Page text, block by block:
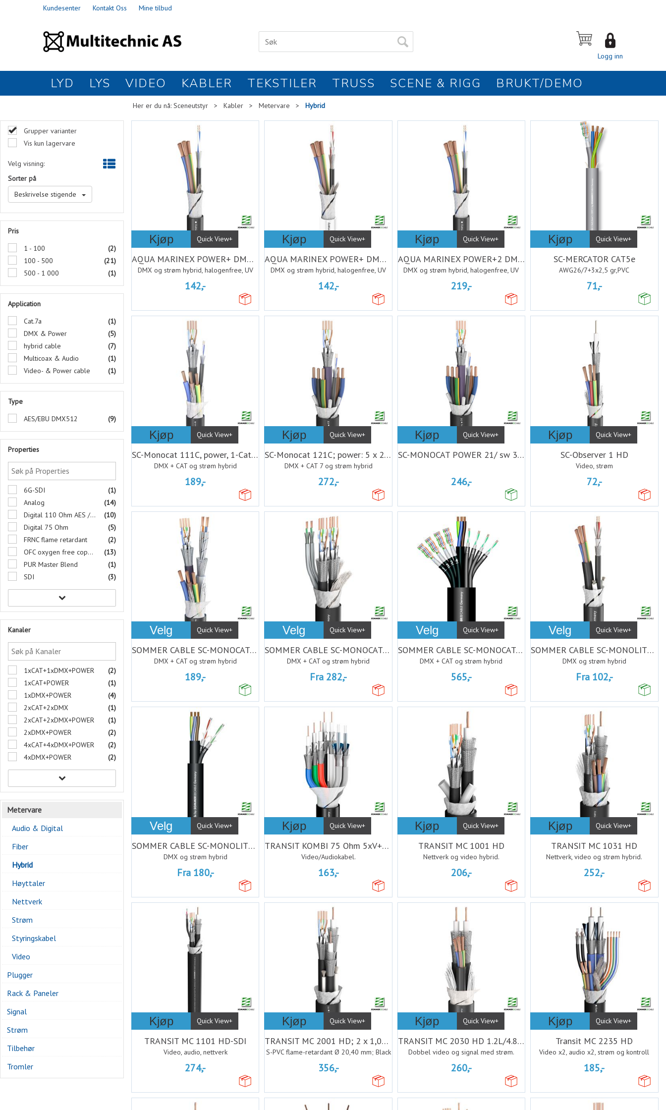
Kundesenter Kontakt Oss Mine tilbud
Logg inn
LYD LYS VIDEO KABLER TEKSTILER TRUSS SCENE & RIGG BRUKT/DEMO
Her er du nå: Sceneutstyr > Kabler > Metervare > Hybrid
Grupper varianter
Vis kun lagervare
Velg visning:
Sorter på
Beskrivelse stigende
Pris
1 - 100
(2)
100 - 500
(21)
500 - 1 000
(1)
Application
Cat.7a
(1)
DMX & Power
(5)
hybrid cable
(7)
Multicoax & Audio
(1)
Video- & Power cable
(1)
Type
AES/EBU DMX512
(9)
Properties
6G-SDI
(1)
Analog
(14)
Digital 110 Ohm AES / EBU
(10)
Digital 75 Ohm
(5)
FRNC flame retardant
(2)
OFC oxygen free copper
(13)
PUR Master Blend
(1)
SDI
(3)
Kanaler
1xCAT+1xDMX+POWER
(2)
1xCAT+POWER
(1)
1xDMX+POWER
(4)
2xCAT+2xDMX
(1)
2xCAT+2xDMX+POWER
(1)
2xDMX+POWER
(2)
4xCAT+4xDMX+POWER
(2)
4xDMX+POWER
(2)
Metervare
Audio & Digital
Fiber
Hybrid
Høyttaler
Nettverk
Strøm
Styringskabel
Video
Plugger
Rack & Paneler
Signal
Strøm
Tilbehør
Tromler
Kjøp Quick View+
AQUA MARINEX POWER+ DMX; PUR-SR black
DMX og strøm hybrid, halogenfree, UV
142,-
Kjøp Quick View+
AQUA MARINEX POWER+ DMX; PUR-SR Hvit
DMX og strøm hybrid, halogenfree, UV
142,-
Kjøp Quick View+
AQUA MARINEX POWER+2 DMX; PUR-SR bl
DMX og strøm hybrid, halogenfree, UV
219,-
Kjøp Quick View+
SC-MERCATOR CAT5e
AWG26/7+3x2,5 gr,PVC
71,-
Kjøp Quick View+
SC-Monocat 111C, power, 1-Cat7, 1-DMX
DMX + CAT og strøm hybrid
189,-
Kjøp Quick View+
SC-Monocat 121C; power: 5 x 2,50 mm²x CA
DMX + CAT 7 og strøm hybrid
272,-
Kjøp Quick View+
SC-MONOCAT POWER 21/ sw 3x2,5mm²P +
246,-
Kjøp Quick View+
SC-Observer 1 HD
Video, strøm
72,-
Velg Quick View+
SOMMER CABLE SC-MONOCAT 110 C + 111 C
DMX + CAT og strøm hybrid
189,-
Velg Quick View+
SOMMER CABLE SC-MONOCAT 212 + 202
DMX + CAT og strøm hybrid
Fra 282,-
Velg Quick View+
SOMMER CABLE SC-MONOCAT POWER 414
DMX + CAT og strøm hybrid
565,-
Velg Quick View+
SOMMER CABLE SC-MONOLITH POWER DMX
DMX og strøm hybrid
Fra 102,-
Velg Quick View+
SOMMER CABLE SC-MONOLITH POWER DMX HV
DMX og strøm hybrid
Fra 180,-
Kjøp Quick View+
TRANSIT KOMBI 75 Ohm 5xV+2xA sort, FRNC
Video/Audiokabel.
163,-
Kjøp Quick View+
TRANSIT MC 1001 HD
Nettverk og video hybrid.
206,-
Kjøp Quick View+
TRANSIT MC 1031 HD
Nettverk, video og strøm hybrid.
252,-
Kjøp Quick View+
TRANSIT MC 1101 HD-SDI
Video, audio, nettverk
274,-
Kjøp Quick View+
TRANSIT MC 2001 HD; 2 x 1,06/4,80
S-PVC flame-retardant Ø 20,40 mm; Black
356,-
Kjøp Quick View+
TRANSIT MC 2030 HD 1.2L/4.8DZ 75 Ohm PMB
Dobbel video og signal med strøm.
260,-
Kjøp Quick View+
Transit MC 2235 HD
Video x2, audio x2, strøm og kontroll
185,-